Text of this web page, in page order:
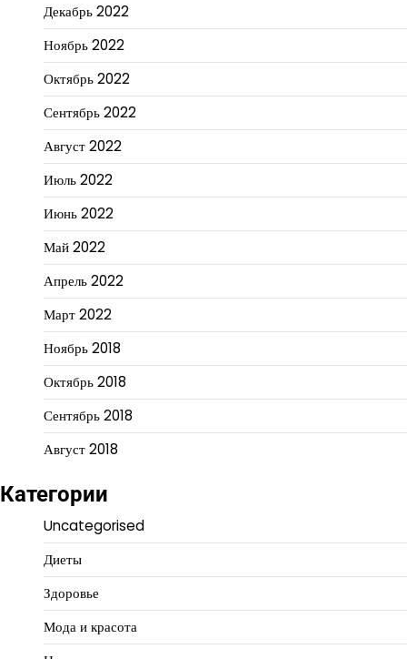
Декабрь 2022
Ноябрь 2022
Октябрь 2022
Сентябрь 2022
Август 2022
Июль 2022
Июнь 2022
Май 2022
Апрель 2022
Март 2022
Ноябрь 2018
Октябрь 2018
Сентябрь 2018
Август 2018
Категории
Uncategorised
Диеты
Здоровье
Мода и красота